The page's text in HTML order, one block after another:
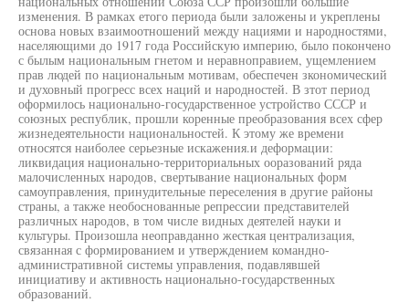
изменения. В рамках етого периода были заложены и укреплены
основа новых взаимоотношений между нациями и народностями,
населяющими до 1917 года Российскую империю, было покончено
с былым национальным гнетом и неравноправием, ущемлением
прав людей по национальным мотивам, обеспечен зкономический
и духовный прогресс всех наций и народностей. В зтот период
оформилось национально-государственное устройство СССР и
союзных республик, прошли коренные преобразования всех сфер
жизнедеятельности национальностей. К этому же времени
относятся наиболее серьезные искажения.и деформации:
ликвидация национально-территориальных ооразований ряда
малочисленных народов, свертывание национальных форм
самоуправления, принудительные переселения в другие районы
страны, а также необоснованные репрессии представителей
различных народов, в том числе видных деятелей науки и
культуры. Произошла неоправданно жесткая централизация,
связанная с формированием и утверждением командно-
административной системы управления, подавлявшей
инициативу и активность национально-государственных
образований.